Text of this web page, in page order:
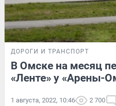
ДОРОГИ И ТРАНСПОРТ
В Омске на месяц
«Ленте» у «Арены-
1 августа, 2022, 10:46 2 700